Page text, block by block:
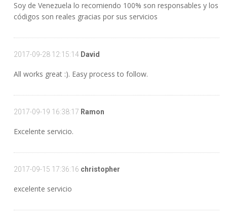
Soy de Venezuela lo recomiendo 100% son responsables y los
códigos son reales gracias por sus servicios
2017-09-28 12:15:14 David
All works great :). Easy process to follow.
2017-09-19 16:38:17 Ramon
Excelente servicio.
2017-09-15 17:36:16 christopher
excelente servicio